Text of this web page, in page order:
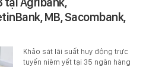
MB, Sacombank,
Khảo sát lãi suất huy động trực
tuyến niêm yết tại 35 ngân hàng